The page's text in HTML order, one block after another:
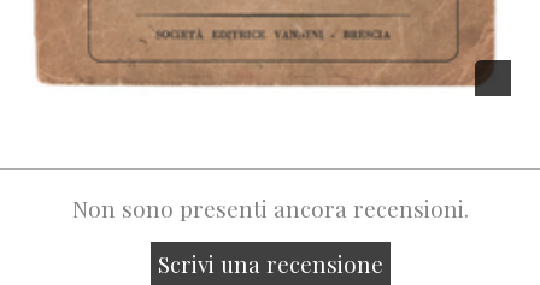
Non sono presenti ancora recensioni.